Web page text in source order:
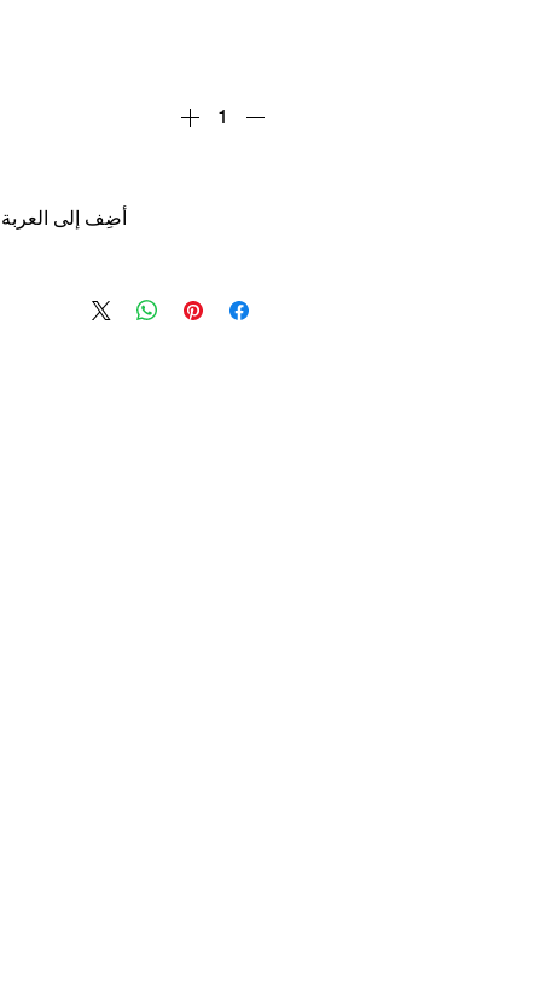
أضِف إلى العربة